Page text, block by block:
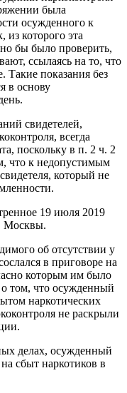
была
осужденного к
которого эта
бы было проверить,
ссылаясь на то, что
Такие показания без
в основу
свидетелей,
всегда
поскольку в п. 2 ч. 2
что к недопустимым
который не
19 июля 2019
Москвы.
об отсутствии у
в приговоре на
которым им было
том, что осужденный
наркотических
не раскрыли
делах, осужденный
сбыт наркотиков в